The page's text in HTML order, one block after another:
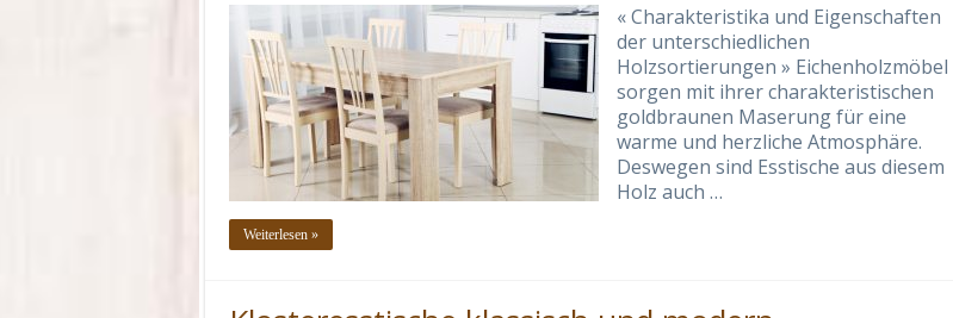
« Charakteristika und Eigenschaften
der unterschiedlichen
Holzsortierungen » Eichenholzmöbel
sorgen mit ihrer charakteristischen
goldbraunen Maserung für eine
warme und herzliche Atmosphäre.
Deswegen sind Esstische aus diesem
Holz auch …
Weiterlesen »